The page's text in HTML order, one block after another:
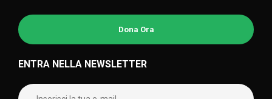
Dona Ora
ENTRA NELLA NEWSLETTER